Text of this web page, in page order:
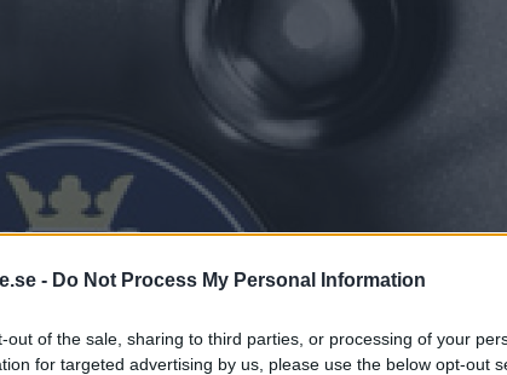
- Do Not Process My Personal Information
out of the sale, sharing to third parties, or processing of your
for targeted advertising by us, please use the below opt-out